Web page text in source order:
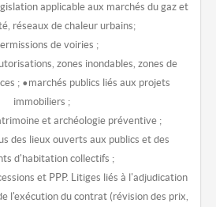
applicable aux marchés du gaz et
réseaux de chaleur urbains;
de voiries ;
zones inondables, zones de
; •marchés publics liés aux projets
immobiliers ;
et archéologie préventive ;
des lieux ouverts aux publics et des
d'habitation collectifs ;
et PPP. Litiges liés à l'adjudication
l'exécution du contrat (révision des prix,